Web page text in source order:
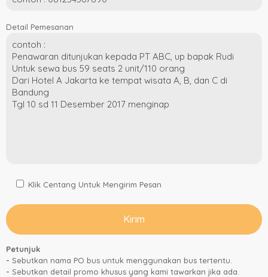
Detail Pemesanan
Klik Centang Untuk Mengirim Pesan
Petunjuk
- Sebutkan nama PO bus untuk menggunakan bus tertentu.
- Sebutkan detail promo khusus yang kami tawarkan jika ada.